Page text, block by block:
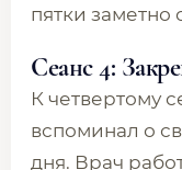
пятки заметно
Сеанс 4:
К четвертому
вспоминал о
дня. Врач